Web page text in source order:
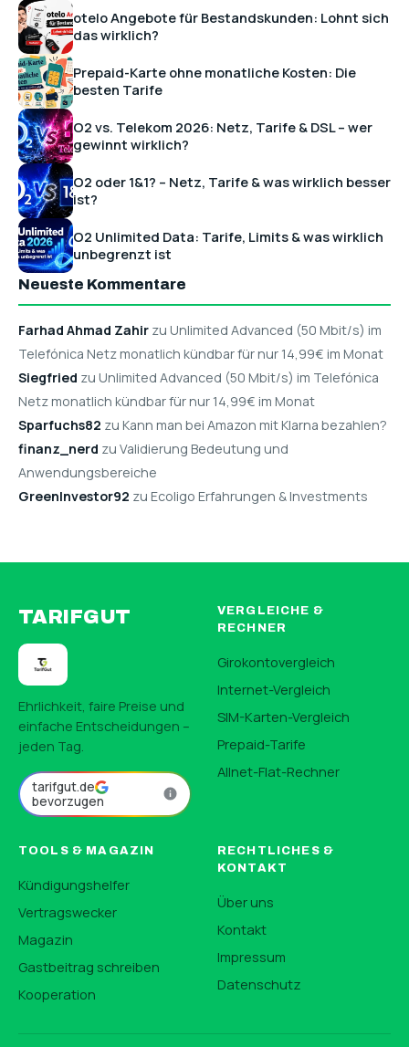
otelo Angebote für Bestandskunden: Lohnt sich
das wirklich?
Prepaid-Karte ohne monatliche Kosten: Die
besten Tarife
O2 vs. Telekom 2026: Netz, Tarife & DSL – wer
gewinnt wirklich?
O2 oder 1&1? – Netz, Tarife & was wirklich besser
ist?
O2 Unlimited Data: Tarife, Limits & was wirklich
unbegrenzt ist
Neueste Kommentare
Farhad Ahmad Zahir zu Unlimited Advanced (50 Mbit/s) im
Telefónica Netz monatlich kündbar für nur 14,99€ im Monat
Siegfried zu Unlimited Advanced (50 Mbit/s) im Telefónica
Netz monatlich kündbar für nur 14,99€ im Monat
Sparfuchs82 zu Kann man bei Amazon mit Klarna bezahlen?
finanz_nerd zu Validierung Bedeutung und
Anwendungsbereiche
GreenInvestor92 zu Ecoligo Erfahrungen & Investments
TARIFGUT
Ehrlichkeit, faire Preise und
einfache Entscheidungen –
jeden Tag.
tarifgut.de
bevorzugen
VERGLEICHE &
RECHNER
Girokontovergleich
Internet-Vergleich
SIM-Karten-Vergleich
Prepaid-Tarife
Allnet-Flat-Rechner
TOOLS & MAGAZIN
Kündigungshelfer
Vertragswecker
Magazin
Gastbeitrag schreiben
Kooperation
RECHTLICHES &
KONTAKT
Über uns
Kontakt
Impressum
Datenschutz